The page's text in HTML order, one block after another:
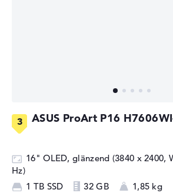
ASUS ProArt P16
16" OLED, glänzend (3840 x 2400,
Hz)
1 TB SSD
32 GB
1,85 kg